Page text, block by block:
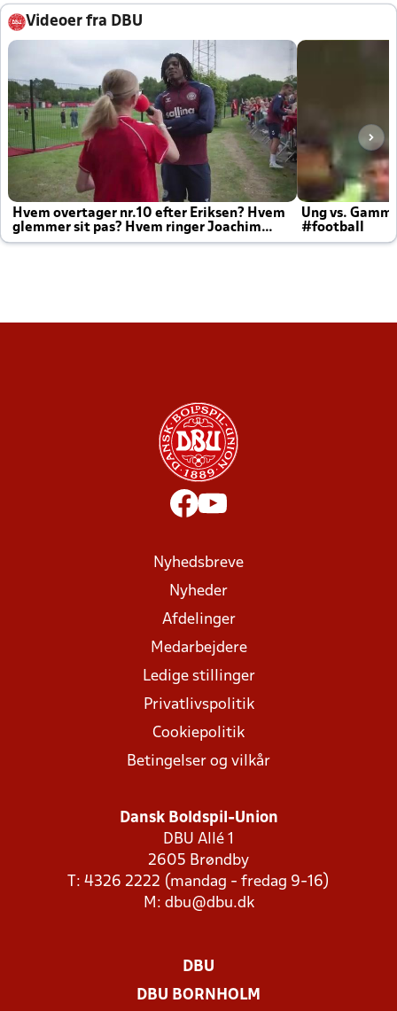
Videoer fra DBU
Hvem overtager nr.10 efter Eriksen? Hvem
glemmer sit pas? Hvem ringer Joachim
altid til efter kampe?
Ung vs.
#football
Nyhedsbreve
Nyheder
Afdelinger
Medarbejdere
Ledige stillinger
Privatlivspolitik
Cookiepolitik
Betingelser og vilkår
Dansk Boldspil-Union
DBU Allé 1
2605 Brøndby
T: 4326 2222 (mandag - fredag 9-16)
M: dbu@dbu.dk
DBU
DBU BORNHOLM